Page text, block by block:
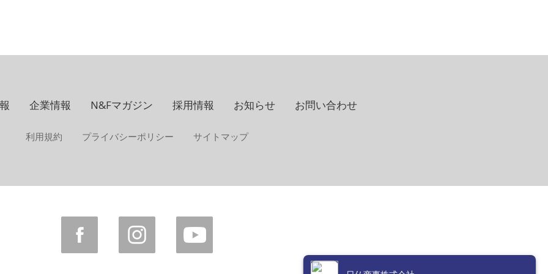
企業情報 N&Fマガジン 採用情報 お知らせ お問い合わせ
利用規約 プライバシーポリシー サイトマップ